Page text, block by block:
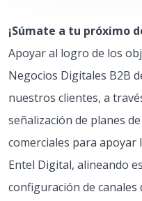
¡Súmate a tu próximo
Apoyar al logro de los
Negocios Digitales B2B
nuestros clientes, a
señalización de planes
comerciales para apoyar
Entel Digital, alineando
configuración de